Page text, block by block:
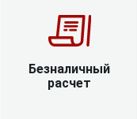
Безналичный
расчет